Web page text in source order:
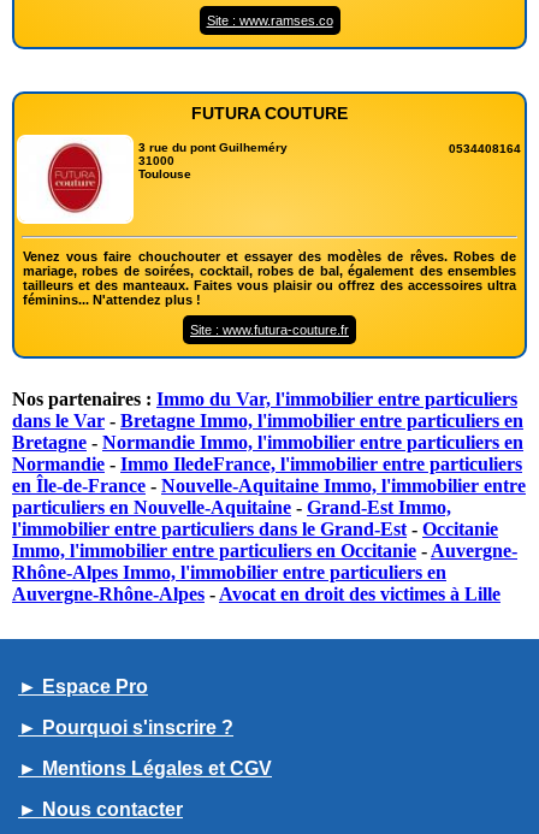
Site : www.ramses.co
FUTURA COUTURE
3 rue du pont Guilheméry
31000
Toulouse
0534408164
Venez vous faire chouchouter et essayer des modèles de rêves. Robes de
mariage, robes de soirées, cocktail, robes de bal, également des ensembles
tailleurs et des manteaux. Faites vous plaisir ou offrez des accessoires ultra
féminins... N'attendez plus !
Site : www.futura-couture.fr
Nos partenaires : Immo du Var, l'immobilier entre particuliers
dans le Var - Bretagne Immo, l'immobilier entre particuliers en
Bretagne - Normandie Immo, l'immobilier entre particuliers en
Normandie - Immo IledeFrance, l'immobilier entre particuliers
en Île-de-France - Nouvelle-Aquitaine Immo, l'immobilier entre
particuliers en Nouvelle-Aquitaine - Grand-Est Immo,
l'immobilier entre particuliers dans le Grand-Est - Occitanie
Immo, l'immobilier entre particuliers en Occitanie - Auvergne-
Rhône-Alpes Immo, l'immobilier entre particuliers en
Auvergne-Rhône-Alpes - Avocat en droit des victimes à Lille
► Espace Pro
► Pourquoi s'inscrire ?
► Mentions Légales et CGV
► Nous contacter